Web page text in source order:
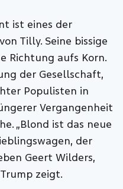
ist eines der
Tilly. Seine bissige
Richtung aufs Korn.
der Gesellschaft,
Populisten in
Vergangenheit
„Blond ist das neue
der
Geert Wilders,
zeigt.